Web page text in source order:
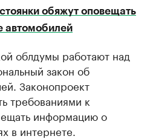
обяжут оповещать
автомобилей
облдумы работают над
закон об
Законопроект
требованиями к
информацию о
в интернете.